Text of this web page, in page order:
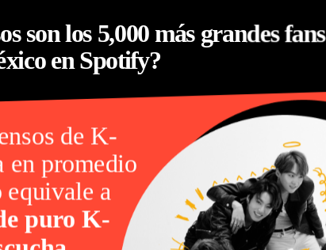
son los 5,000 más grandes fans
en Spotify?
de K-
en promedio
equivale a
puro K-